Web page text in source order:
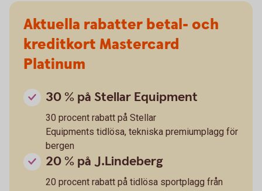
Aktuella rabatter betal- och
kreditkort Mastercard
Platinum
30 % på Stellar Equipment
30 procent rabatt på Stellar
Equipments tidlösa, tekniska premiumplagg för
bergen
20 % på J.Lindeberg
20 procent rabatt på tidlösa sportplagg från